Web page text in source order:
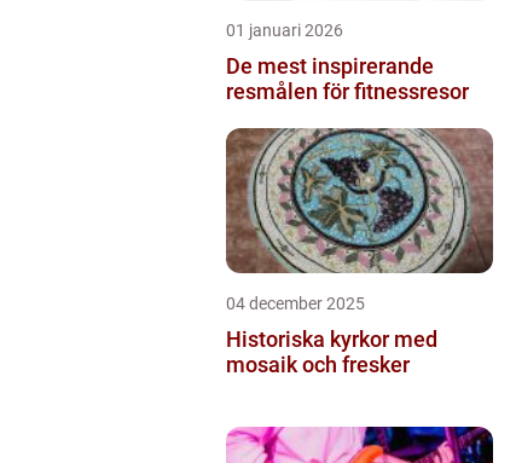
01 januari 2026
De mest inspirerande
resmålen för fitnessresor
04 december 2025
Historiska kyrkor med
mosaik och fresker